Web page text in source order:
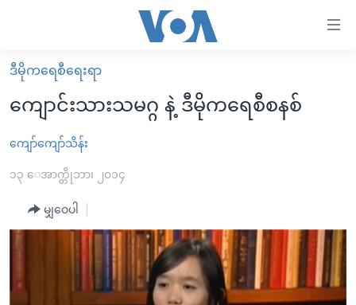
လွယ်ကူ
စေ
Link
များ
အကြောင်းအရာ
မူလစာမျက်နှာ
မြန်မာ
ကမ္ဘာ့သတင်းများ
နိုင်ငံတကာ
တရုတ်
အစ္စရေး-ပါလက်စတိုင်း
ဗွီဒီယို
ရပ်ဝန်းတခု လမ်းတခု အလွန်
အင်္ဂလိပ်စာလေ့လာမယ်
အမေရိကန်သုံးအီဒီယံ
အပတ်စဉ်ကဏ္ဍများ
ဒီမိုကရေစီရေးရာ
ကျောင်းသားသမဂ္ဂ နဲ့ ဒီမိုကရေစီစနစ်
ကျော်ကျော်သိန်း
၁၃ ေအာက္တိုဘာ၊ ၂၀၁၄
မျှဝေပါ